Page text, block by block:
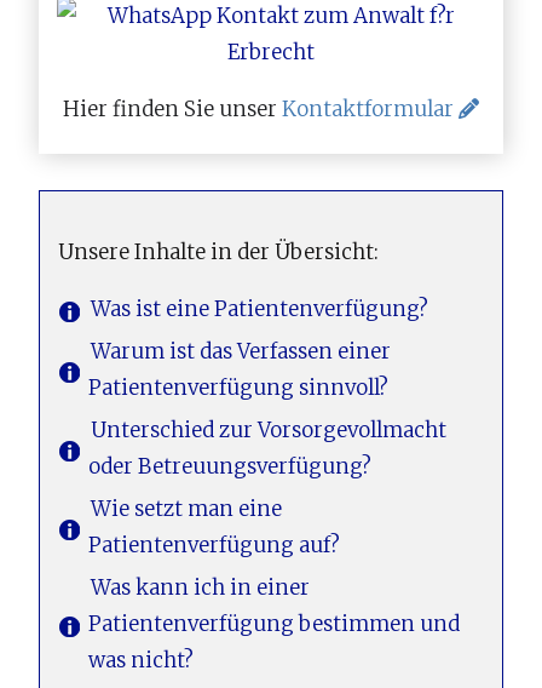
Hier finden Sie unser Kontaktformular
Unsere Inhalte in der Übersicht:
Was ist eine Patientenverfügung?
Warum ist das Verfassen einer
Patientenverfügung sinnvoll?
Unterschied zur Vorsorgevollmacht
oder Betreuungsverfügung?
Wie setzt man eine
Patientenverfügung auf?
Was kann ich in einer
Patientenverfügung bestimmen und
was nicht?